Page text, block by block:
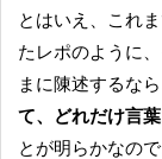
とはいえ、これ
たレポのように
まに陳述するなら
て、どれだけ言
とが明らかなの